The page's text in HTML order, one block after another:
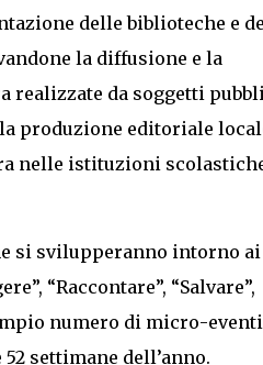
delle biblioteche e
la diffusione e la
realizzate da soggetti
produzione editoriale
nelle istituzioni
si svilupperanno intorno ai
“Raccontare”, “Salvare”,
numero di micro-
settimane dell’anno.